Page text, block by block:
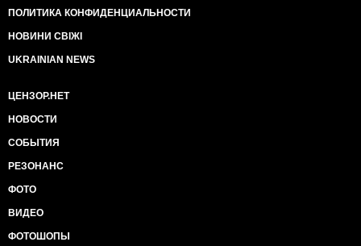
ПОЛИТИКА КОНФИДЕНЦИАЛЬНОСТИ
НОВИНИ СВІЖІ
UKRAINIAN NEWS
ЦЕНЗОР.НЕТ
НОВОСТИ
СОБЫТИЯ
РЕЗОНАНС
ФОТО
ВИДЕО
ФОТОШОПЫ